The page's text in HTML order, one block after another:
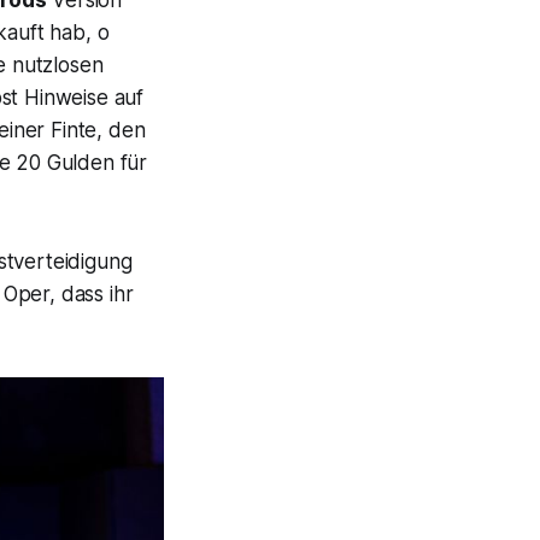
hab, o
nutzlosen
Hinweise auf
Finte, den
20 Gulden für
dass ihr